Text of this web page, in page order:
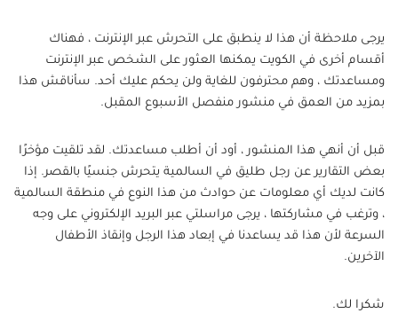
يرجى ملاحظة أن هذا لا ينطبق على التحرش عبر الإنترنت ، فهناك
أقسام أخرى في الكويت يمكنها العثور على الشخص عبر الإنترنت
ومساعدتك ، وهم محترفون للغاية ولن يحكم عليك أحد. سأناقش هذا
بمزيد من العمق في منشور منفصل الأسبوع المقبل.
قبل أن أنهي هذا المنشور ، أود أن أطلب مساعدتك. لقد تلقيت مؤخرًا
بعض التقارير عن رجل طليق في السالمية يتحرش جنسيًا بالقصر. إذا
كانت لديك أي معلومات عن حوادث من هذا النوع في منطقة السالمية
، وترغب في مشاركتها ، يرجى مراسلتي عبر البريد الإلكتروني على وجه
السرعة لأن هذا قد يساعدنا في إبعاد هذا الرجل وإنقاذ الأطفال
الآخرين.
شكرا لك.